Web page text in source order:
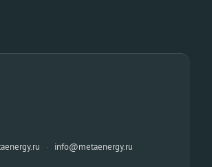
· info@metaenergy.ru